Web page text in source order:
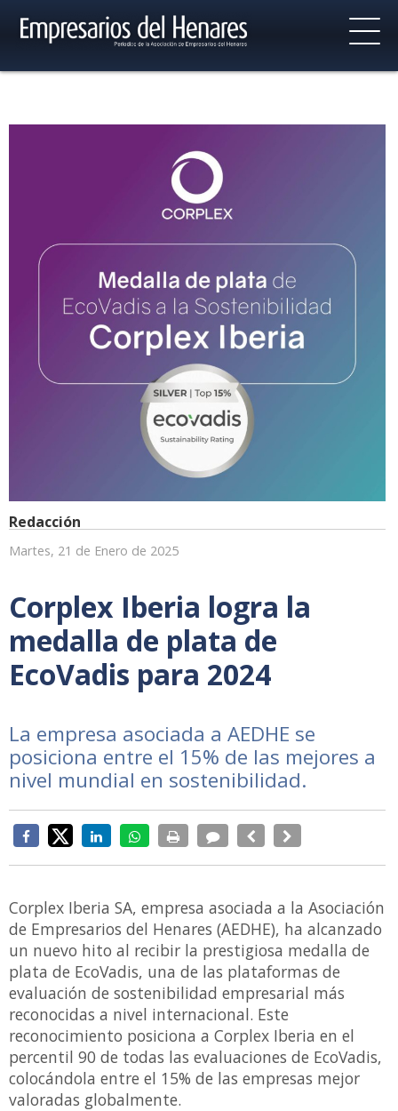
Redacción
Martes, 21 de Enero de 2025
Corplex Iberia logra la
medalla de plata de
EcoVadis para 2024
La empresa asociada a AEDHE se
posiciona entre el 15% de las mejores a
nivel mundial en sostenibilidad.
Corplex Iberia SA, empresa asociada a la Asociación
de Empresarios del Henares (AEDHE), ha alcanzado
un nuevo hito al recibir la prestigiosa medalla de
plata de EcoVadis, una de las plataformas de
evaluación de sostenibilidad empresarial más
reconocidas a nivel internacional. Este
reconocimiento posiciona a Corplex Iberia en el
percentil 90 de todas las evaluaciones de EcoVadis,
colocándola entre el 15% de las empresas mejor
valoradas globalmente.